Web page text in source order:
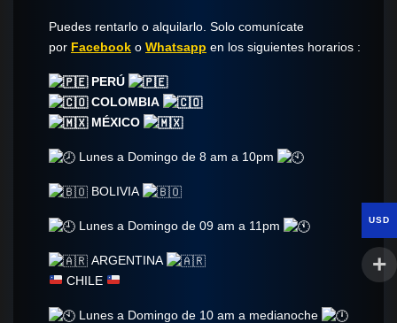
Puedes rentarlo o alquilarlo. Solo comunícate​
por Facebook o Whatsapp en los siguientes horarios :
PERÚ
COLOMBIA
MÉXICO
Lunes a Domingo de 8 am a 10pm
BOLIVIA
Lunes a Domingo de 09 am a 11pm
ARGENTINA
CHILE
Lunes a Domingo de 10 am a medianoche
USD